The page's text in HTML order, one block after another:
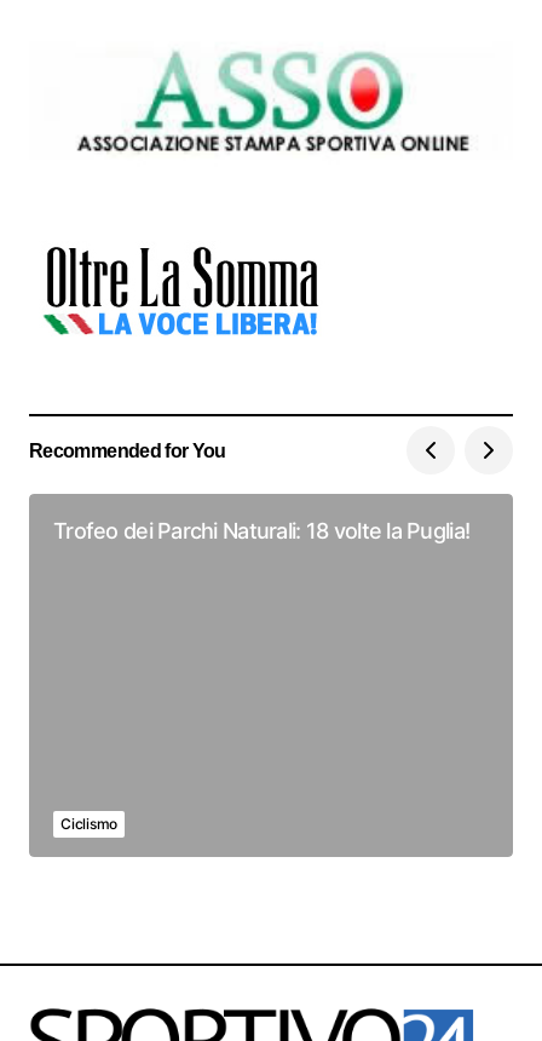
Recommended for You
Trofeo dei Parchi Naturali: 18 volte la Puglia!
Ciclismo